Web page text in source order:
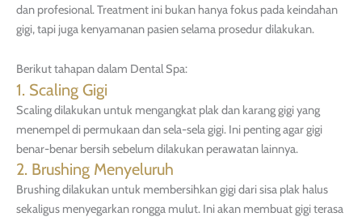
dan profesional. Treatment ini bukan hanya fokus pada keindahan
gigi, tapi juga kenyamanan pasien selama prosedur dilakukan.
Berikut tahapan dalam Dental Spa:
1. Scaling Gigi
Scaling dilakukan untuk mengangkat plak dan karang gigi yang
menempel di permukaan dan sela-sela gigi. Ini penting agar gigi
benar-benar bersih sebelum dilakukan perawatan lainnya.
2. Brushing Menyeluruh
Brushing dilakukan untuk membersihkan gigi dari sisa plak halus
sekaligus menyegarkan rongga mulut. Ini akan membuat gigi terasa